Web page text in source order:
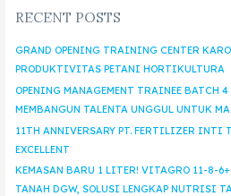
RECENT POSTS
GRAND OPENING TRAINING CENTER
PRODUKTIVITAS PETANI HORTIKULTURA
OPENING MANAGEMENT TRAINEE BATCH
MEMBANGUN TALENTA UNGGUL UNTUK
11TH ANNIVERSARY PT. FERTILIZER INTI
EXCELLENT
KEMASAN BARU 1 LITER! VITAGRO 11-8-
TANAH DGW, SOLUSI LENGKAP NUTRISI